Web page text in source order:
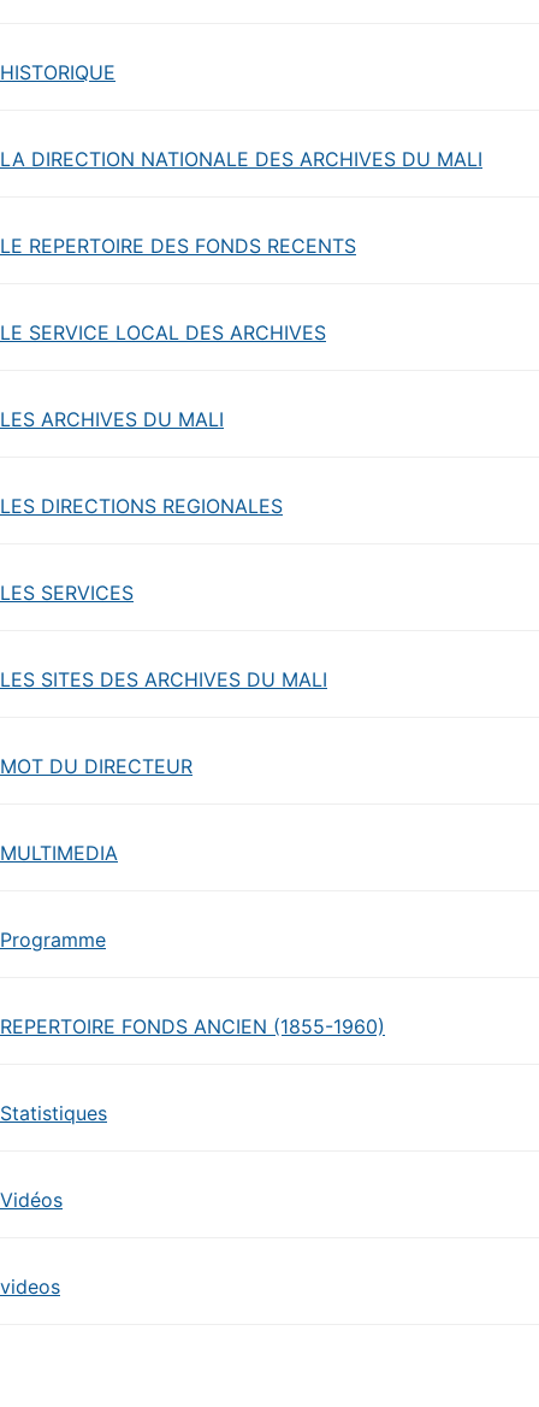
HISTORIQUE
LA DIRECTION NATIONALE DES ARCHIVES DU MALI
LE REPERTOIRE DES FONDS RECENTS
LE SERVICE LOCAL DES ARCHIVES
LES ARCHIVES DU MALI
LES DIRECTIONS REGIONALES
LES SERVICES
LES SITES DES ARCHIVES DU MALI
MOT DU DIRECTEUR
MULTIMEDIA
Programme
REPERTOIRE FONDS ANCIEN (1855-1960)
Statistiques
Vidéos
videos